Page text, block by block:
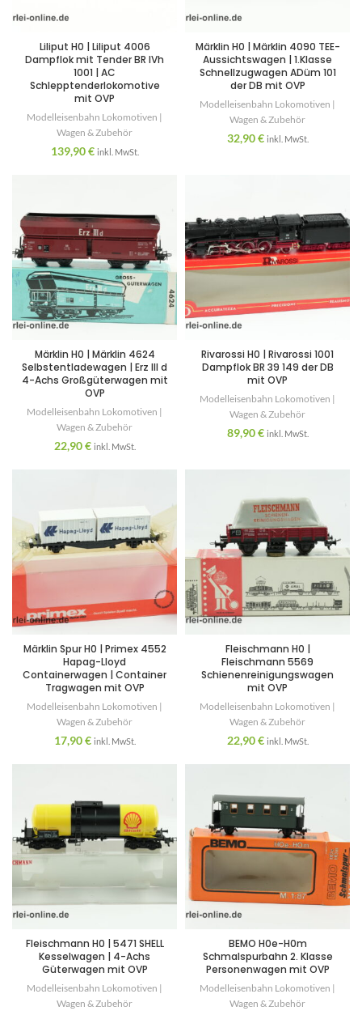
Liliput H0 | Liliput 4006
Dampflok mit Tender BR IVh
1001 | AC
Schlepptenderlokomotive
mit OVP
Modelleisenbahn Lokomotiven |
Wagen & Zubehör
139,90€ inkl. MwSt.
Märklin H0 | Märklin 4090 TEE-
Aussichtswagen | 1.Klasse
Schnellzugwagen ADüm 101
der DB mit OVP
Modelleisenbahn Lokomotiven |
Wagen & Zubehör
32,90€ inkl. MwSt.
Märklin H0 | Märklin 4624
Selbstentladewagen | Erz III d
4-Achs Großgüterwagen mit
OVP
Modelleisenbahn Lokomotiven |
Wagen & Zubehör
22,90€ inkl. MwSt.
Rivarossi H0 | Rivarossi 1001
Dampflok BR 39 149 der DB
mit OVP
Modelleisenbahn Lokomotiven |
Wagen & Zubehör
89,90€ inkl. MwSt.
Märklin Spur H0 | Primex 4552
Hapag-Lloyd
Containerwagen | Container
Tragwagen mit OVP
Modelleisenbahn Lokomotiven |
Wagen & Zubehör
17,90€ inkl. MwSt.
Fleischmann H0 |
Fleischmann 5569
Schienenreinigungswagen
mit OVP
Modelleisenbahn Lokomotiven |
Wagen & Zubehör
22,90€ inkl. MwSt.
Fleischmann H0 | 5471 SHELL
Kesselwagen | 4-Achs
Güterwagen mit OVP
Modelleisenbahn Lokomotiven |
Wagen & Zubehör
BEMO H0e-H0m
Schmalspurbahn 2. Klasse
Personenwagen mit OVP
Modelleisenbahn Lokomotiven |
Wagen & Zubehör